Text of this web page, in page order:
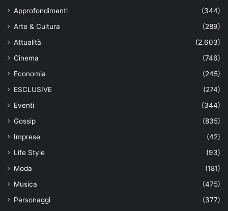
Approfondimenti
(344)
Arte & Cultura
(289)
Attualità
(2.603)
Cinema
(746)
Economia
(245)
ESCLUSIVE
(274)
Eventi
(344)
Gossip
(835)
Imprese
(42)
Life Style
(93)
Moda
(181)
Musica
(475)
Personaggi
(377)